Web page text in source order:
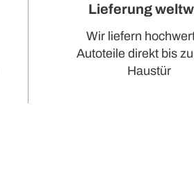
Lieferung
Wir liefern
Autoteile direkt bis
Haustür